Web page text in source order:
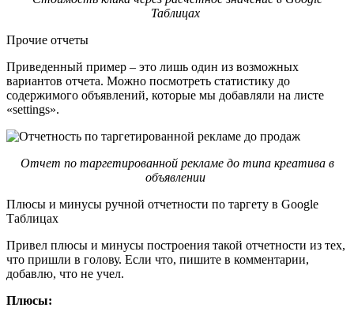
Таблицах
Прочие отчеты
Приведенный пример – это лишь один из возможных
вариантов отчета. Можно посмотреть статистику до
содержимого объявлений, которые мы добавляли на листе
«settings».
Отчет по таргетированной рекламе до типа креатива в
объявлении
Плюсы и минусы ручной отчетности по таргету в Google
Таблицах
Привел плюсы и минусы построения такой отчетности из тех,
что пришли в голову. Если что, пишите в комментарии,
добавлю, что не учел.
Плюсы: